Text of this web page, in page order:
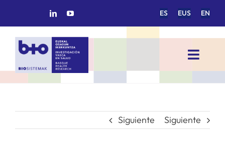
ES EUS EN
Toggle
INICIO
Siguiente Siguiente